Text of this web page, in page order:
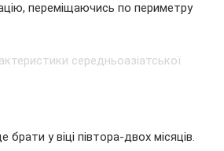
переміщаючись по периметру
у віці півтора-двох місяців.